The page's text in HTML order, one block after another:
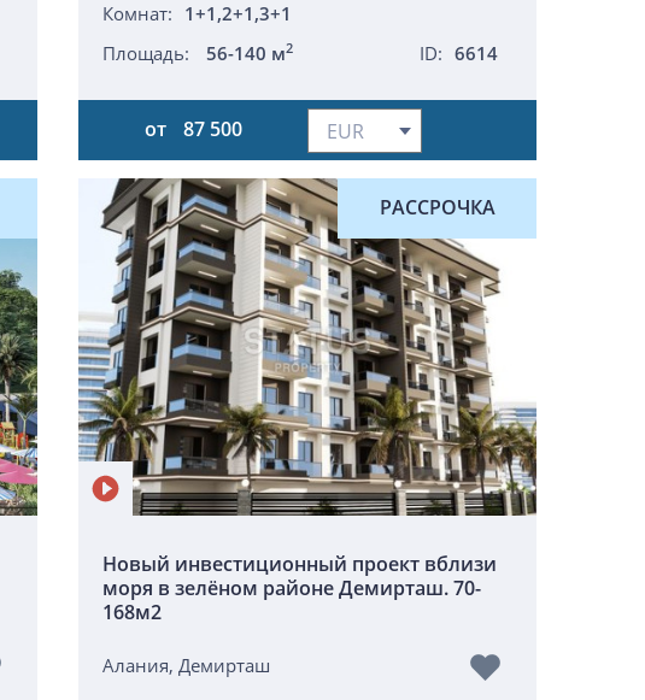
Комнат: 1+1,2+1,3+1
Площадь:
56-140 м2 ID: 6614
от 87 500
РАССРОЧКА
Новый инвестиционный проект вблизи
моря в зелёном районе Демирташ. 70-
168м2
Алания, Демирташ